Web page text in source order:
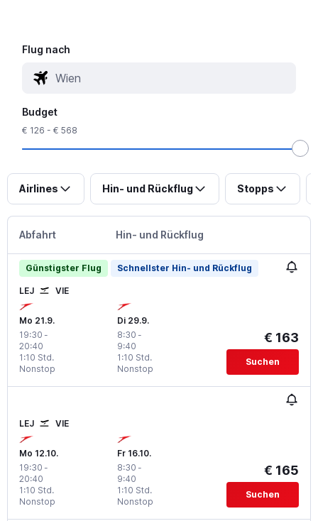
Flug nach
Budget
€ 126 - € 568
Airlines Hin- und Rückflug Stopps
Abfahrt Hin- und Rückflug
Günstigster Flug Schnellster Hin- und Rückflug
LEJ VIE
Mo 21.9.
19:30 -
20:40
Nonstop
1:10 Std.
Di 29.9.
8:30 -
9:40
Nonstop
1:10 Std.
€ 163
Suchen
LEJ VIE
Mo 12.10.
19:30 -
20:40
Nonstop
1:10 Std.
Fr 16.10.
8:30 -
9:40
Nonstop
1:10 Std.
€ 165
Suchen